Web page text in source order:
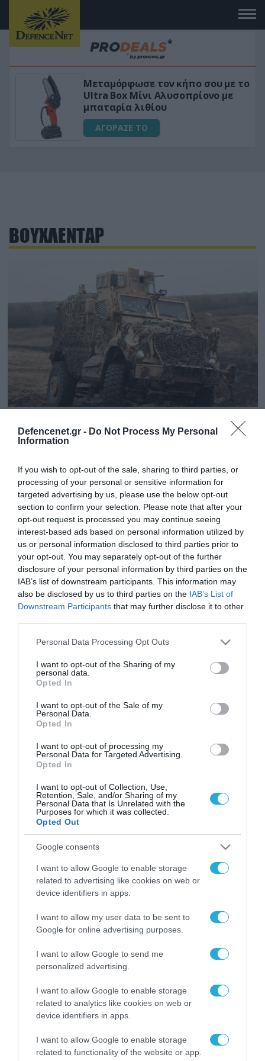
Defencenet.gr - Do Not Process My Personal
Information
If you wish to opt-out of the sale, sharing to third parties, or
processing of your personal or sensitive information for
targeted advertising by us, please use the below opt-out
section to confirm your selection. Please note that after your
opt-out request is processed you may continue seeing
interest-based ads based on personal information utilized by
us or personal information disclosed to third parties prior to
your opt-out. You may separately opt-out of the further
disclosure of your personal information by third parties on the
IAB’s list of downstream participants. This information may
also be disclosed by us to third parties on the IAB’s List of
Downstream Participants that may further disclose it to other
Please note that this website/app uses one or more Google
not limited to your visit or usage behaviour. You may click to
grant or deny consent to Google and its third-party tags to
use your data for below specified purposes in below Google
consent section.
Personal Data Processing Opt Outs
I want to opt-out of the Sharing of my
personal data.
Opted In
I want to opt-out of the Sale of my
Personal Data.
Opted In
I want to opt-out of processing my
Personal Data for Targeted Advertising.
Opted In
I want to opt-out of Collection, Use,
Retention, Sale, and/or Sharing of my
Personal Data that Is Unrelated with the
Purposes for which it was collected.
Opted Out
Google consents
I want to allow Google to enable storage
related to advertising like cookies on web or
device identifiers in apps.
I want to allow my user data to be sent to
Google for online advertising purposes.
I want to allow Google to send me
personalized advertising.
I want to allow Google to enable storage
related to analytics like cookies on web or
device identifiers in apps.
I want to allow Google to enable storage
related to functionality of the website or app.
Μεταμόρφωσε τον κήπο σου με το
Ultra Box Μίνι Αλυσοπρίονο με
μπαταρία λιθίου
ΑΓΟΡΑΣΕ ΤΟ
ΒΟΥΧΛΕΝΤΑΡ
02.03.2025 | 11:36
Σφοδρά πλήγματα της ρωσικής ομάδας
στο Βουχλεντάρ (βίντεο)
Παράλληλα, επλήγησαν τρία ακόμη στρατιωτικά
οχήματα των Ουκρανών και καταρρίφθηκε ένα
drone «Baba Yaga»
21.02.2025 | 13:06
Δανών στο Βουχλεντάρ – Δείτε βίντεο
Τρία μη επανδρωμένα αεροσκάφη έπληξαν σφοδρά
το άρμα μάχης των Ουκρανών στρατιωτών
FOCUS ON
07.08.2026 | 23:02
Ρωσική επίθεση προκάλεσε
σοβαρές ζημιές στο γήπεδο της
Τσερνομόρετς (βίντεο)